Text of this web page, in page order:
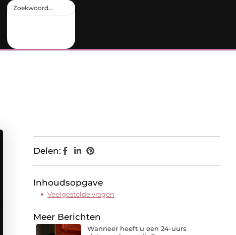
Delen:
Inhoudsopgave
Veelgestelde vragen
Meer Berichten
Wanneer heeft u een 24-uurs